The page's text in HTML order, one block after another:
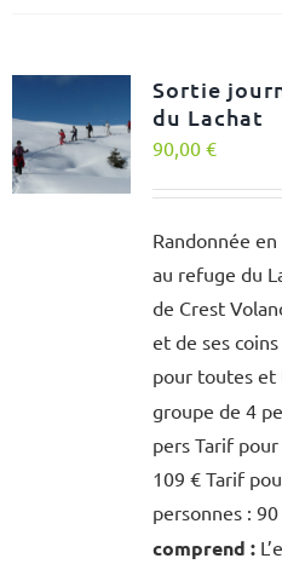
Sortie
du Lachat
90,00 €
Randonnée
au refuge du
de Crest
et de ses
pour toutes et
groupe de 4
pers Tarif
109 € Tarif
personnes :
comprend :